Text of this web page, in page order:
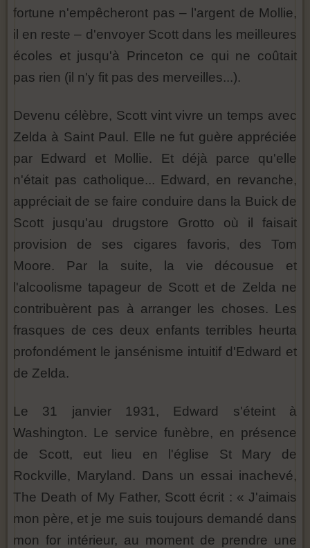
fortune n'empêcheront pas – l’argent de Mollie,
il en reste – d'envoyer Scott dans les meilleures
écoles et jusqu'à Princeton ce qui ne coûtait
pas rien (il n'y fit pas des merveilles...).
Devenu célèbre, Scott vint vivre un temps avec
Zelda à Saint Paul. Elle ne fut guère appréciée
par Edward et Mollie. Et déjà parce qu'elle
n'était pas catholique... Edward, en revanche,
appréciait de se faire conduire dans la Buick de
Scott jusqu'au drugstore Grotto où il faisait
provision de ses cigares favoris, des Tom
Moore. Par la suite, la vie décousue et
l'alcoolisme tapageur de Scott et de Zelda ne
contribuèrent pas à arranger les choses. Les
frasques de ces deux enfants terribles heurta
profondément le jansénisme intuitif d'Edward et
de Zelda.
Le 31 janvier 1931, Edward s'éteint à
Washington. Le service funèbre, en présence
de Scott, eut lieu en l'église St Mary de
Rockville, Maryland. Dans un essai inachevé,
The Death of My Father, Scott écrit : « J'aimais
mon père, et je me suis toujours demandé dans
mon for intérieur, au moment de prendre une